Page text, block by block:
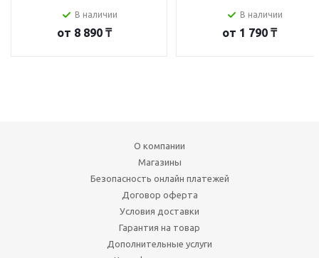
В наличии
от 8 890 ₸
В наличии
от 1 790 ₸
О компании
Магазины
Безопасность онлайн платежей
Договор оферта
Условия доставки
Гарантия на товар
Дополнительные услуги